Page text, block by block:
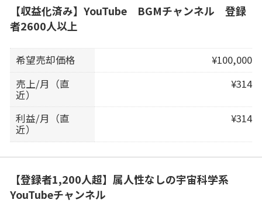
【収益化済み】YouTube BGMチャンネル 登録
者2600人以上
希望売却価格
¥100,000
売上/月（直
近）
¥314
利益/月（直
近）
¥314
【登録者1,200人超】属人性なしの宇宙科学系
YouTubeチャンネル